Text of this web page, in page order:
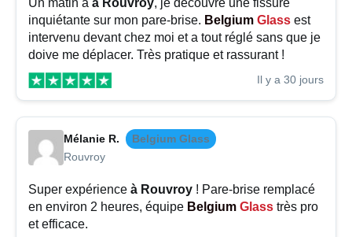
Un matin à à Rouvroy, je découvre une fissure
inquiétante sur mon pare-brise. Belgium Glass est
intervenu devant chez moi et a tout réglé sans que je
doive me déplacer. Très pratique et rassurant !
Il y a 30 jours
Mélanie R.
Belgium Glass
Rouvroy
Super expérience à Rouvroy ! Pare-brise remplacé
en environ 2 heures, équipe Belgium Glass très pro
et efficace.